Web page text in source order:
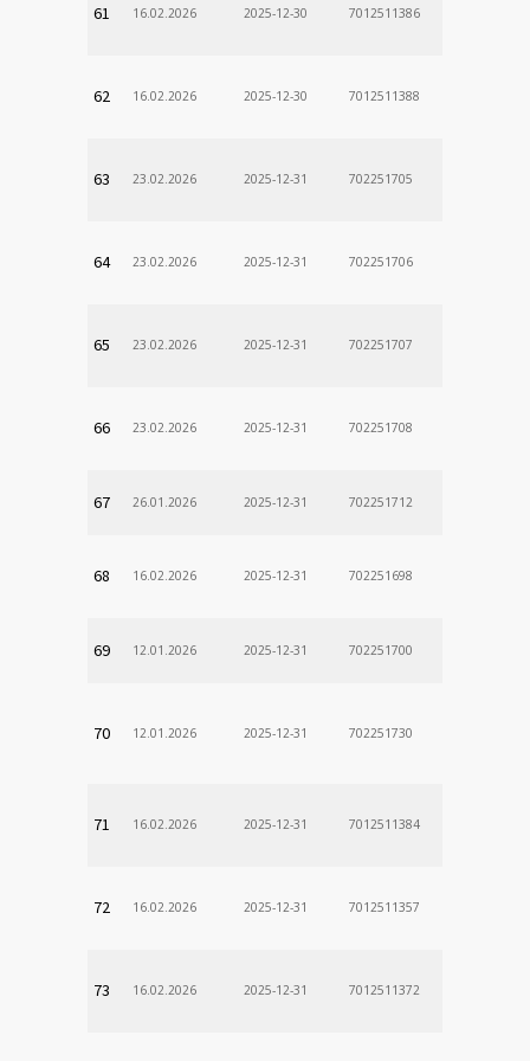
61 16.02.2026 2025-12-30 7012511386
62 16.02.2026 2025-12-30 7012511388
63 23.02.2026 2025-12-31 702251705
64 23.02.2026 2025-12-31 702251706
65 23.02.2026 2025-12-31 702251707
66 23.02.2026 2025-12-31 702251708
67 26.01.2026 2025-12-31 702251712
68 16.02.2026 2025-12-31 702251698
69 12.01.2026 2025-12-31 702251700
70 12.01.2026 2025-12-31 702251730
71 16.02.2026 2025-12-31 7012511384
72 16.02.2026 2025-12-31 7012511357
73 16.02.2026 2025-12-31 7012511372